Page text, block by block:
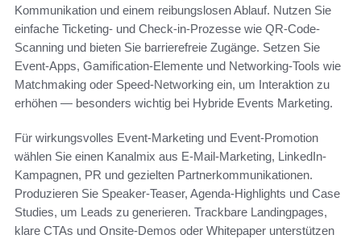
Kommunikation und einem reibungslosen Ablauf. Nutzen Sie
einfache Ticketing- und Check-in-Prozesse wie QR-Code-
Scanning und bieten Sie barrierefreie Zugänge. Setzen Sie
Event-Apps, Gamification-Elemente und Networking-Tools wie
Matchmaking oder Speed-Networking ein, um Interaktion zu
erhöhen — besonders wichtig bei Hybride Events Marketing.
Für wirkungsvolles Event-Marketing und Event-Promotion
wählen Sie einen Kanalmix aus E-Mail-Marketing, LinkedIn-
Kampagnen, PR und gezielten Partnerkommunikationen.
Produzieren Sie Speaker-Teaser, Agenda-Highlights und Case
Studies, um Leads zu generieren. Trackbare Landingpages,
klare CTAs und Onsite-Demos oder Whitepaper unterstützen